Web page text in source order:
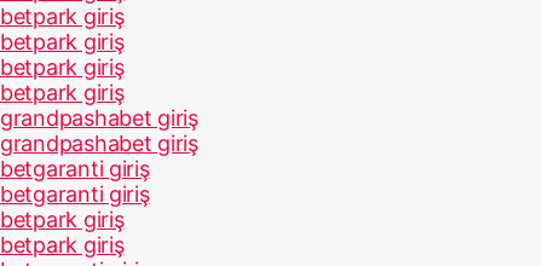
betpark giriş
betpark giriş
betpark giriş
betpark giriş
grandpashabet giriş
grandpashabet giriş
betgaranti giriş
betgaranti giriş
betpark giriş
betpark giriş